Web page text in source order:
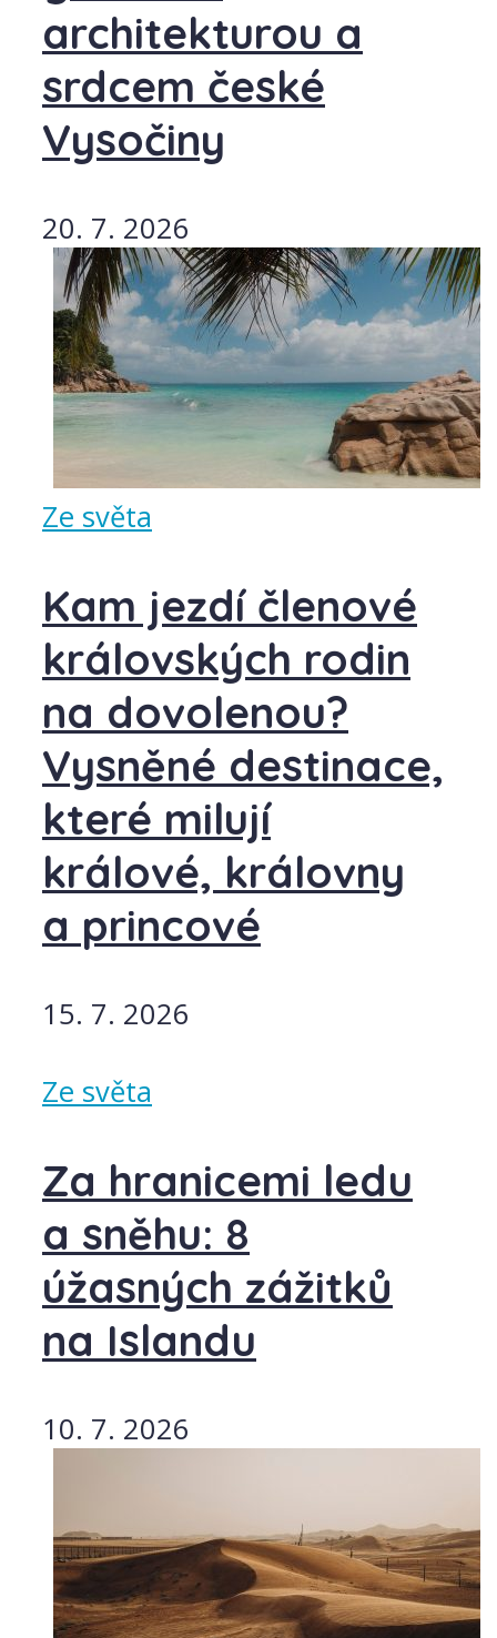
architekturou a
srdcem české
Vysočiny
20. 7. 2026
Ze světa
Kam jezdí členové
královských rodin
na dovolenou?
Vysněné destinace,
které milují
králové, královny
a princové
15. 7. 2026
Ze světa
Za hranicemi ledu
a sněhu: 8
úžasných zážitků
na Islandu
10. 7. 2026